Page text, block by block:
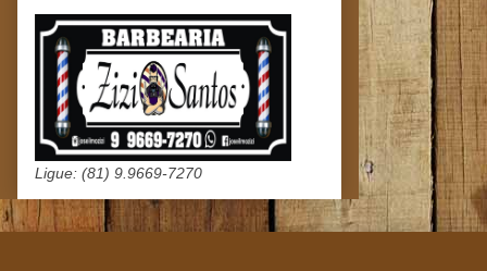
Ligue: (81) 9.9669-7270